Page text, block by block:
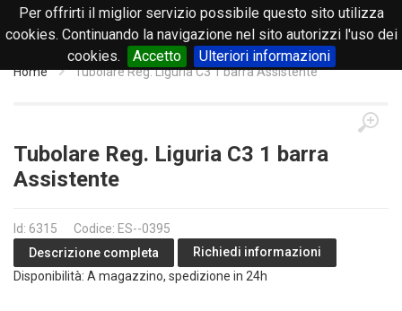
Per offrirti il miglior servizio possibile questo sito utilizza
cookies. Continuando la navigazione nel sito autorizzi l'uso dei
cookies.
Accetto Ulteriori informazioni
0
Home Tubolare Reg. Liguria C3 1 barra Assistente
Tubolare Reg. Liguria C3 1 barra
Assistente
Id: 6315
Codice: ES--0395
Descrizione completa
Richiedi informazioni
Disponibilità: A magazzino, spedizione in 24h